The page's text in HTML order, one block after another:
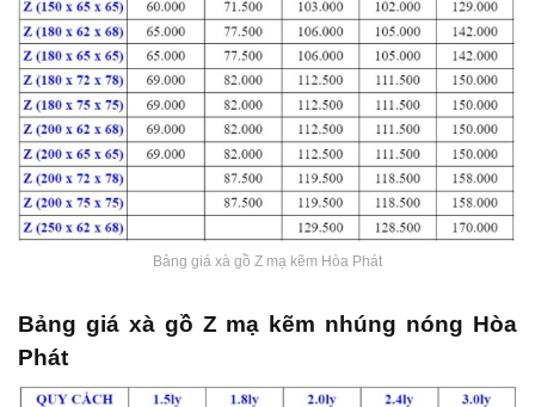
Bảng giá xà gồ Z mạ kẽm Hòa Phát
Bảng giá xà gồ Z mạ kẽm nhúng nóng Hòa
Phát